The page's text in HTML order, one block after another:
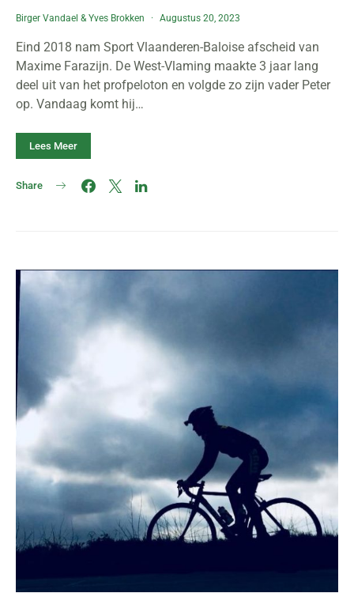
Birger Vandael &Yves Brokken Augustus 20, 2023
Eind 2018 nam Sport Vlaanderen-Baloise afscheid van
Maxime Farazijn. De West-Vlaming maakte 3 jaar lang
deel uit van het profpeloton en volgde zo zijn vader Peter
op. Vandaag komt hij…
Lees Meer
Share